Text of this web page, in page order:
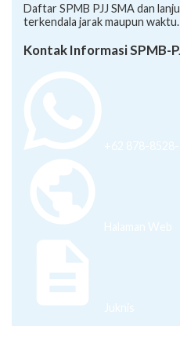
Daftar SPMB PJJ SMA dan
terkendala jarak maupun waktu.
Kontak Informasi SPMB-
+62 878-
Halaman Web
Juknis